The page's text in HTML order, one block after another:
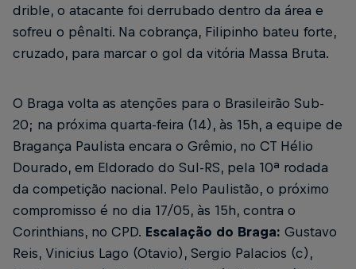
drible, o atacante foi derrubado dentro da área e
sofreu o pênalti. Na cobrança, Filipinho bateu forte,
cruzado, para marcar o gol da vitória Massa Bruta.
O Braga volta as atenções para o Brasileirão Sub-
20; na próxima quarta-feira (14), às 15h, a equipe de
Bragança Paulista encara o Grêmio, no CT Hélio
Dourado, em Eldorado do Sul-RS, pela 10ª rodada
da competição nacional. Pelo Paulistão, o próximo
compromisso é no dia 17/05, às 15h, contra o
Corinthians, no CPD. Escalação do Braga: Gustavo
Reis, Vinicius Lago (Otavio), Sergio Palacios (c),